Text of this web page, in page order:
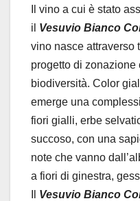
Il vino a cui è stato
il Vesuvio Bianco
vino nasce attraverso
progetto di
biodiversità. Color
emerge una
fiori gialli, erbe
succoso, con una
note che vanno
a fiori di ginestra,
Vesuvio Bianco